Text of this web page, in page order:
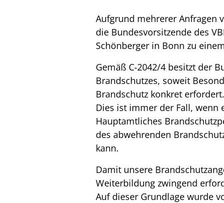
Aufgrund mehrerer Anfragen
die Bundesvorsitzende des
Schönberger in Bonn zu
Gemäß C-2042/4 besitzt der
Brandschutzes, soweit
Brandschutz konkret erfordert.
Dies ist immer der Fall, wenn
Hauptamtliches
des abwehrenden
kann.
Damit unsere
Weiterbildung zwingend
Auf dieser Grundlage wurde